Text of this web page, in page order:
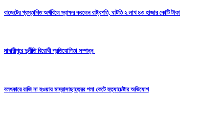
বাজেটের প্রস্তাবিত অর্থবিলে স্বাক্ষর করলেন রাষ্ট্রপতি, ঘাটতি ২ লাখ ৪৩ হাজার কোটি টাকা
মাদারীপুরে দুর্নীতি বিরোধী প্রতিযোগিতা সম্পন্ন
বলৎকারে রাজি না হওয়ায় মাদ্রাসাছাত্রের গলা কেটে হত্যাচেষ্টার অভিযোগ